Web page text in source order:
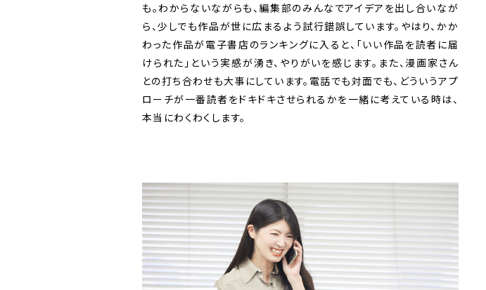
も。わからないながらも、編集部のみんなでアイデアを出し合いなが
ら、少しでも作品が世に広まるよう試行錯誤しています。やはり、かか
わった作品が電子書店のランキングに入ると、「いい作品を読者に届
けられた」という実感が湧き、やりがいを感じます。また、漫画家さん
との打ち合わせも大事にしています。電話でも対面でも、どういうアプ
ローチが一番読者をドキドキさせられるかを一緒に考えている時は、
本当にわくわくします。